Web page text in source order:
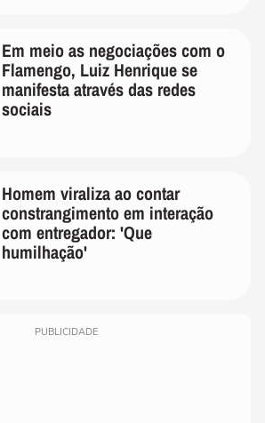
Em meio as negociações com o
Flamengo, Luiz Henrique se
manifesta através das redes
sociais
Homem viraliza ao contar
constrangimento em interação
com entregador: 'Que
humilhação'
PUBLICIDADE